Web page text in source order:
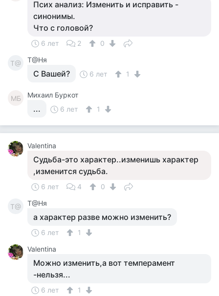
Псих анализ: Изменить и исправить -
синонимы.
Что с головой?
6 лет 2 0
Т@ Т@Ня
С Вашей? 6 лет 1
МБ Михаил Буркот
... 6 лет 1
Valentina
Судьба-это характер..изменишь характер
,изменится судьба.
6 лет 4 0
Т@ Т@Ня
а характер разве можно изменить?
6 лет
1
Valentina
Можно изменить,а вот темперамент
-нельзя...
6 лет 1